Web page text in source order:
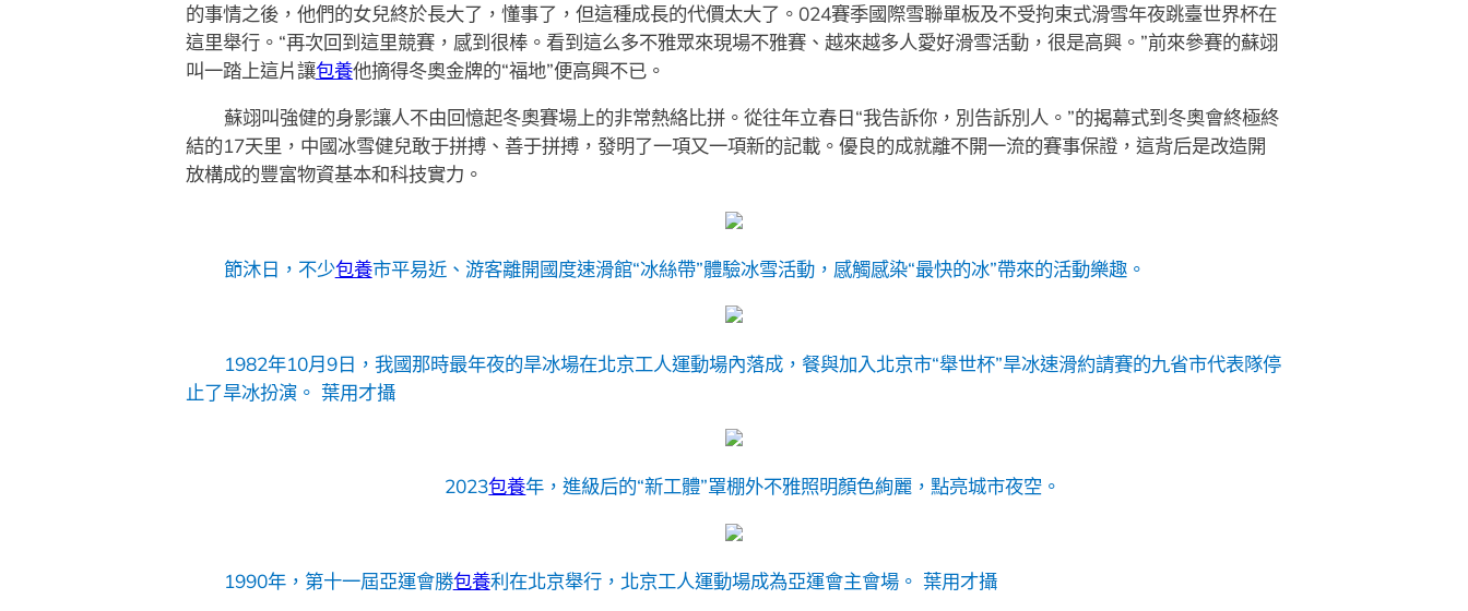
的事情之後，他們的女兒終於長大了，懂事了，但這種成長的代價太大了。024賽季國際雪聯單板及不受拘束式滑雪年夜跳臺世界杯在
這里舉行。“再次回到這里競賽，感到很棒。看到這么多不雅眾來現場不雅賽、越來越多人愛好滑雪活動，很是高興。”前來參賽的蘇翊
叫一踏上這片讓包養他摘得冬奧金牌的“福地”便高興不已。
蘇翊叫強健的身影讓人不由回憶起冬奧賽場上的非常熱絡比拼。從往年立春日“我告訴你，別告訴別人。”的揭幕式到冬奧會終極終
結的17天里，中國冰雪健兒敢于拼搏、善于拼搏，發明了一項又一項新的記載。優良的成就離不開一流的賽事保證，這背后是改造開
放構成的豐富物資基本和科技實力。
節沐日，不少包養市平易近、游客離開國度速滑館“冰絲帶”體驗冰雪活動，感觸感染“最快的冰”帶來的活動樂趣。
1982年10月9日，我國那時最年夜的旱冰場在北京工人運動場內落成，餐與加入北京市“舉世杯”旱冰速滑約請賽的九省市代表隊停
止了旱冰扮演。 葉用才攝
2023包養年，進級后的“新工體”罩棚外不雅照明顏色絢麗，點亮城市夜空。
1990年，第十一屆亞運會勝包養利在北京舉行，北京工人運動場成為亞運會主會場。 葉用才攝